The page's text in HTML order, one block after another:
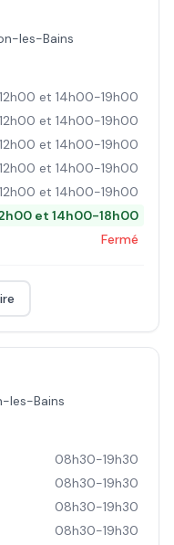
les-Bains
et 14h00-19h00
et 14h00-19h00
et 14h00-19h00
et 14h00-19h00
et 14h00-19h00
et 14h00-18h00
Fermé
les-Bains
08h30-19h30
08h30-19h30
08h30-19h30
08h30-19h30